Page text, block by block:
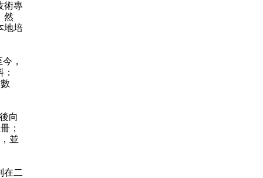
術專
然
地培
，
向
；
並
在二